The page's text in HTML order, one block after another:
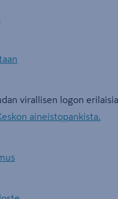
virallisen logon
aineistopankista.